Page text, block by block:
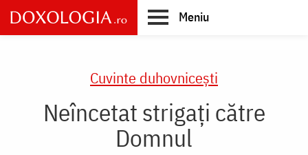
Skip
to
main
Meniu
Cuvinte duhovnicești
Neîncetat strigați către
Domnul